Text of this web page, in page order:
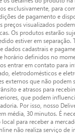
exclusivamente, para
de pagamento e
preços visualizados
Os produtos estarão
estiver em separação.
dados cadastrais e
horário definidos no
entrar em contato para
eletrodomésticos e
externos que não podem
e atrasos para
que podem
Por isso, nosso
média, 30 minutos. É
para receber a
não realiza serviço de